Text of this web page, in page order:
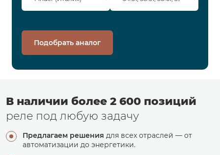
Подобрать аналог
В наличии более 2 600 позиций
реле под любую задачу
Предлагаем решения для всех отраслей — от
автоматизации до энергетики.